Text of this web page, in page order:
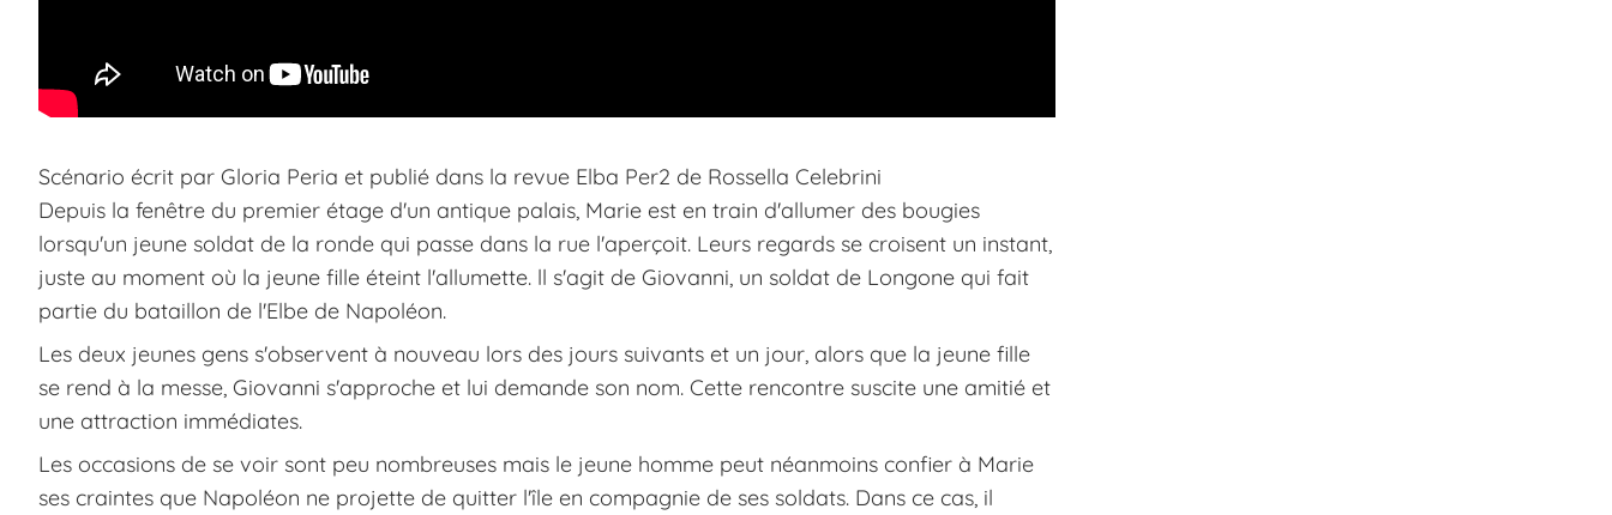
Scénario écrit par Gloria Peria et publié dans la revue Elba Per2 de Rossella Celebrini
Depuis la fenêtre du premier étage d'un antique palais, Marie est en train d'allumer des bougies
lorsqu'un jeune soldat de la ronde qui passe dans la rue l'aperçoit. Leurs regards se croisent un instant,
juste au moment où la jeune fille éteint l'allumette. ll s'agit de Giovanni, un soldat de Longone qui fait
partie du bataillon de l'Elbe de Napoléon.
Les deux jeunes gens s'observent à nouveau lors des jours suivants et un jour, alors que la jeune fille
se rend à la messe, Giovanni s'approche et lui demande son nom. Cette rencontre suscite une amitié et
une attraction immédiates.
Les occasions de se voir sont peu nombreuses mais le jeune homme peut néanmoins confier à Marie
ses craintes que Napoléon ne projette de quitter l'île en compagnie de ses soldats. Dans ce cas, il